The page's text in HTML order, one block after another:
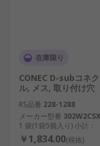
在庫限り
CONEC D-subコネ
ル, メス, 取り付け穴
RS品番 228-1288
メーカー型番
1 袋(1袋5個入り) 小計：
￥1,834.00(税抜)